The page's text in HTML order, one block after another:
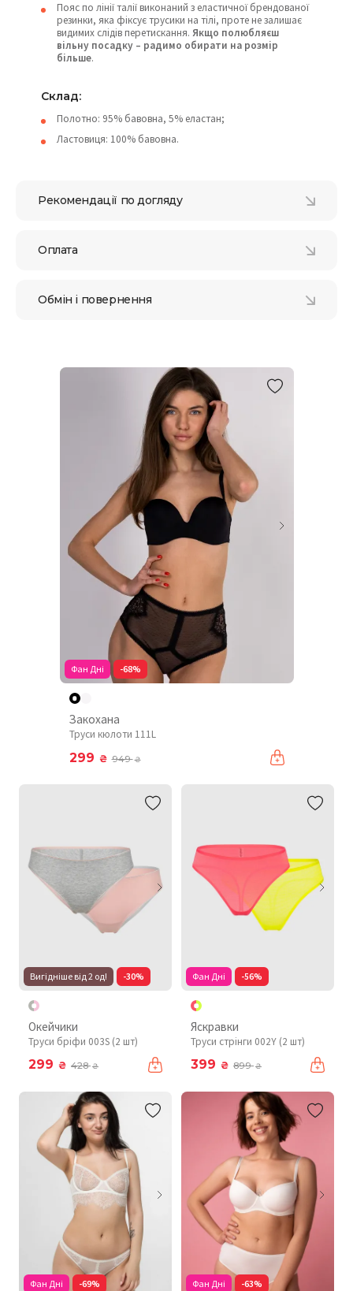
Пояс по лінії талії виконаний з еластичної брендованої
резинки, яка фіксує трусики на тілі, проте не залишає
видимих слідів перетискання. Якщо полюбляєш
вільну посадку – радимо обирати на розмір
більше.
Склад:
Полотно: 95% бавовна, 5% еластан;
Ластовиця: 100% бавовна.
Рекомендації по догляду
Оплата
Обмін і повернення
Фан Дні -68%
Закохана
Труси кюлоти 111L
299 ₴ 949₴
Вигідніше від 2 од! -30%
Окейчики
Труси бріфи 003S (2 шт)
299 ₴ 428₴
Фан Дні -56%
Яскравки
Труси стрінги 002Y (2 шт)
399 ₴ 899₴
Фан Дні -69% Фан Дні -63%